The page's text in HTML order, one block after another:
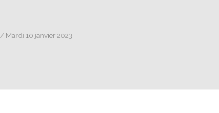
/ Mardi 10 janvier 2023